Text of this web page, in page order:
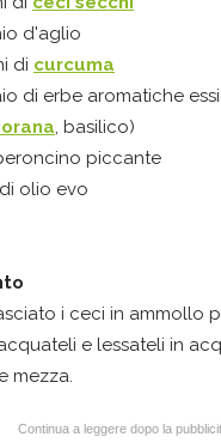
d'aglio
di curcuma
di erbe aromatiche
, basilico)
piccante
olio evo
i ceci in ammollo
e lessateli in
mezza.
Continua a leggere dopo la